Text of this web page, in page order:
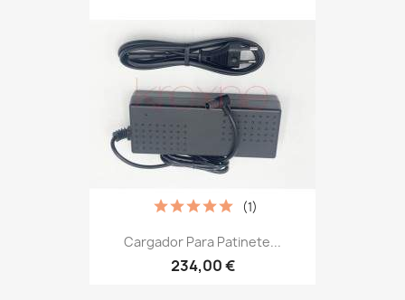
Cargador Para Patinete...
234,00 €
(1)